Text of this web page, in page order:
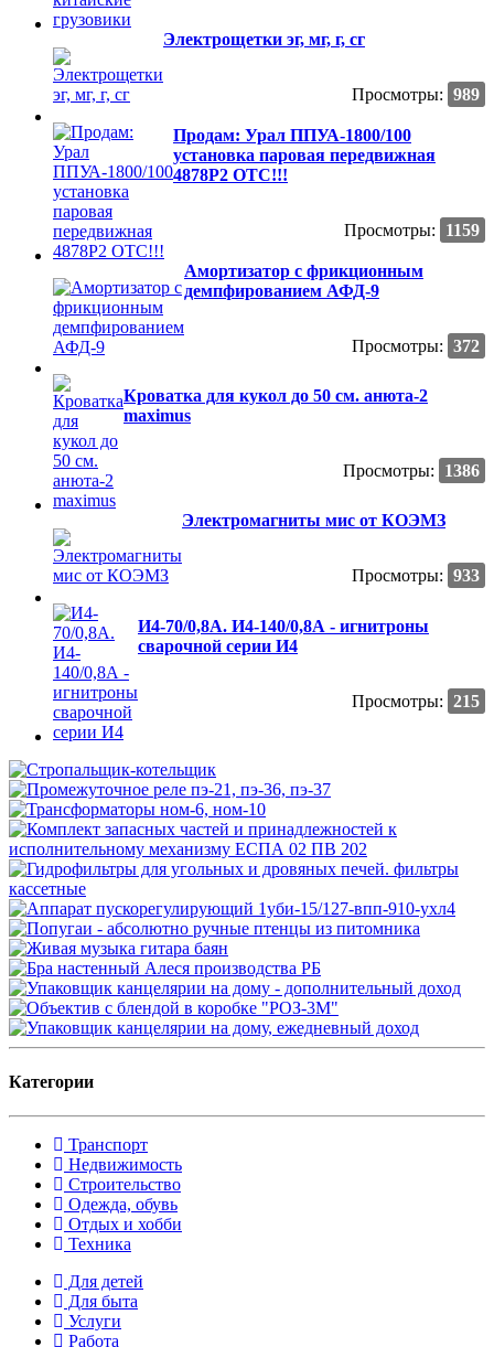
Электрощетки эг, мг, г, сг
Просмотры: 989
Продам: Урал ППУА-1800/100
установка паровая передвижная
4878Р2 ОТС!!!
Просмотры: 1159
Амортизатор с фрикционным
демпфированием АФД-9
Просмотры: 372
Кроватка для кукол до 50 см. анюта-2
maximus
Просмотры: 1386
Электромагниты мис от КОЭМЗ
Просмотры: 933
И4-70/0,8А. И4-140/0,8А - игнитроны
сварочной серии И4
Просмотры: 215
Категории
Транспорт
Недвижимость
Строительство
Одежда, обувь
Отдых и хобби
Техника
Для детей
Для быта
Услуги
Работа